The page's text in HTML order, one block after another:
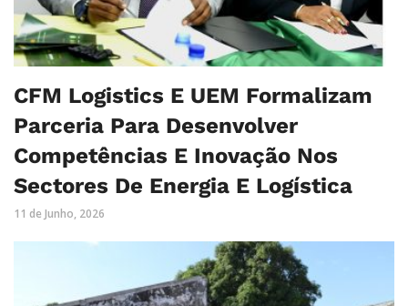
CFM Logistics E UEM Formalizam
Parceria Para Desenvolver
Competências E Inovação Nos
Sectores De Energia E Logística
11 de Junho, 2026